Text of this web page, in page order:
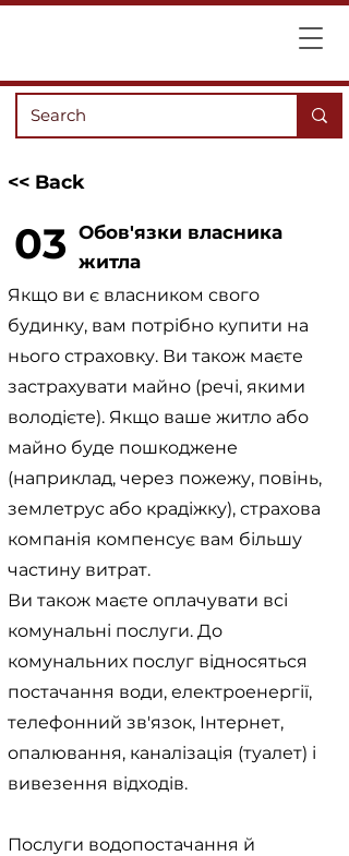
<< Back
03 Обов'язки власника
житла
Якщо ви є власником свого
будинку, вам потрібно купити на
нього страховку. Ви також маєте
застрахувати майно (речі, якими
володієте). Якщо ваше житло або
майно буде пошкоджене
(наприклад, через пожежу, повінь,
землетрус або крадіжку), страхова
компанія компенсує вам більшу
частину витрат.
Ви також маєте оплачувати всі
комунальні послуги. До
комунальних послуг відносяться
постачання води, електроенергії,
телефонний зв'язок, Інтернет,
опалювання, каналізація (туалет) і
вивезення відходів.
Послуги водопостачання й